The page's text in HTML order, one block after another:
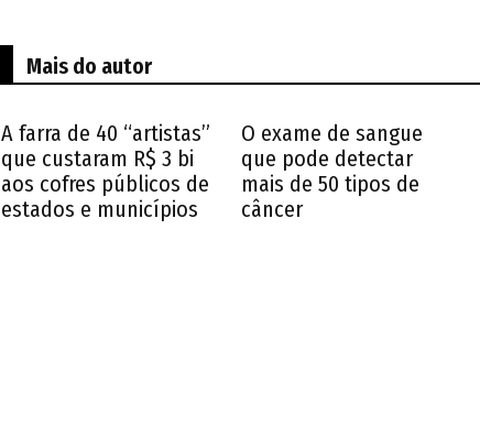
Mais do autor
A farra de 40 “artistas”
que custaram R$ 3 bi
aos cofres públicos de
estados e municípios
O exame de sangue
que pode detectar
mais de 50 tipos de
câncer